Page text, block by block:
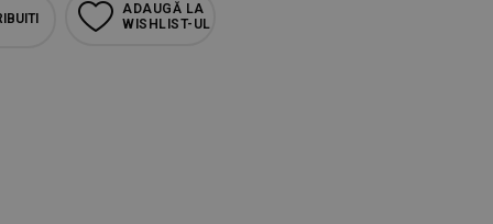
ADAUGĂ LA
WISHLIST-UL